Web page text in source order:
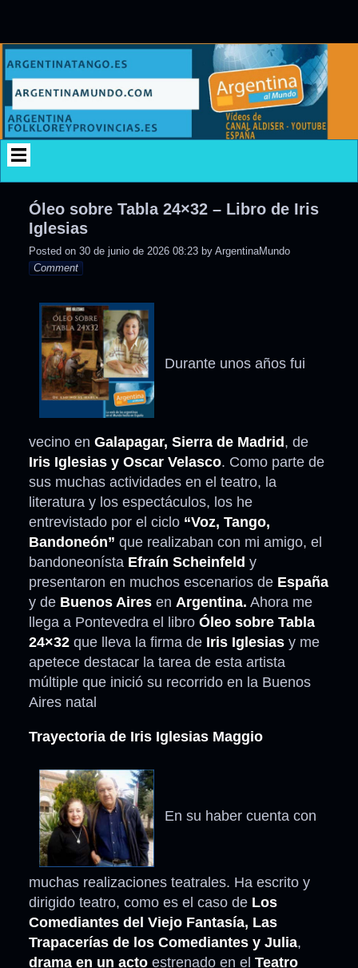
content
Óleo sobre Tabla 24×32 – Libro de Iris
Iglesias
Posted on 30 de junio de 2026 08:23 by ArgentinaMundo
Comment
Durante unos años fui
vecino en Galapagar, Sierra de Madrid , de
Iris Iglesias y Oscar Velasco. Como parte de
sus muchas actividades en el teatro, la
literatura y los espectáculos, los he
entrevistado por el ciclo “Voz, Tango,
Bandoneón” que realizaban con mi amigo, el
bandoneonísta Efraín Scheinfeld y
presentaron en muchos escenarios de España
y de Buenos Aires en Argentina. Ahora me
llega a Pontevedra el libro Óleo sobre Tabla
24×32 que lleva la firma de Iris Iglesias y me
apetece destacar la tarea de esta artista
múltiple que inició su recorrido en la Buenos
Aires natal
Trayectoria de Iris Iglesias Maggio
En su haber cuenta con
muchas realizaciones teatrales. Ha escrito y
dirigido teatro, como es el caso de Los
Comediantes del Viejo Fantasía, Las
Trapacerías de los Comediantes y Julia,
drama en un acto estrenado en el Teatro